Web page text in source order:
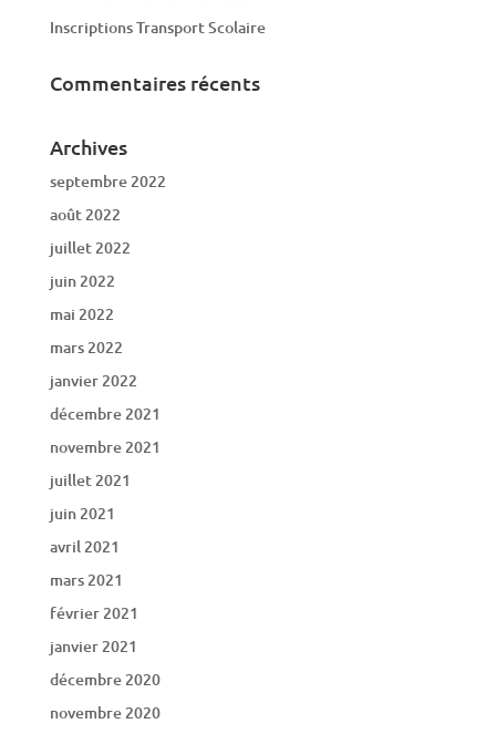
Inscriptions Transport Scolaire
Commentaires récents
Archives
septembre 2022
août 2022
juillet 2022
juin 2022
mai 2022
mars 2022
janvier 2022
décembre 2021
novembre 2021
juillet 2021
juin 2021
avril 2021
mars 2021
février 2021
janvier 2021
décembre 2020
novembre 2020